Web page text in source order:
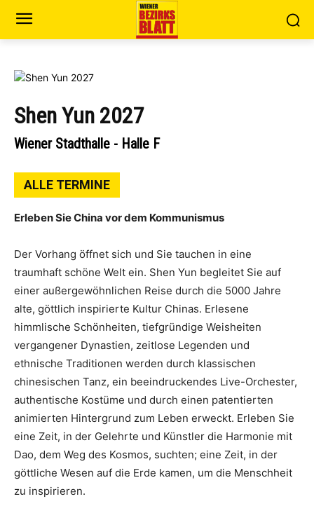
Shen Yun 2027
Wiener Stadthalle - Halle F
ALLE TERMINE
Erleben Sie China vor dem Kommunismus
Der Vorhang öffnet sich und Sie tauchen in eine
traumhaft schöne Welt ein. Shen Yun begleitet Sie auf
einer außergewöhnlichen Reise durch die 5000 Jahre
alte, göttlich inspirierte Kultur Chinas. Erlesene
himmlische Schönheiten, tiefgründige Weisheiten
vergangener Dynastien, zeitlose Legenden und
ethnische Traditionen werden durch klassischen
chinesischen Tanz, ein beeindruckendes Live-Orchester,
authentische Kostüme und durch einen patentierten
animierten Hintergrund zum Leben erweckt. Erleben Sie
eine Zeit, in der Gelehrte und Künstler die Harmonie mit
Dao, dem Weg des Kosmos, suchten; eine Zeit, in der
göttliche Wesen auf die Erde kamen, um die Menschheit
zu inspirieren.